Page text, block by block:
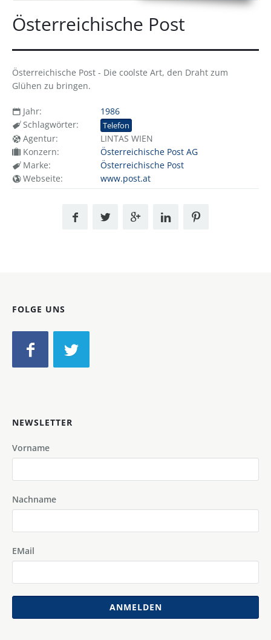
Österreichische Post
Österreichische Post - Die coolste Art, den Draht zum
Glühen zu bringen.
Jahr:
1986
Schlagwörter:
Telefon
Agentur:
LINTAS WIEN
Konzern:
Österreichische Post AG
Marke:
Österreichische Post
Webseite:
www.post.at
FOLGE UNS
NEWSLETTER
Vorname
Nachname
EMail
ANMELDEN